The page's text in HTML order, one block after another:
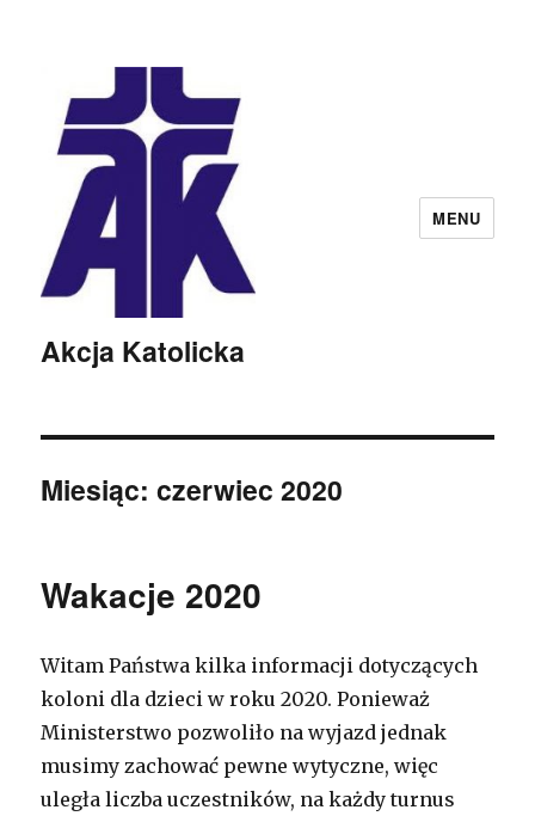
Akcja Katolicka
MENU
Miesiąc:czerwiec 2020
Wakacje 2020
Witam Państwa kilka informacji dotyczących
koloni dla dzieci w roku 2020. Ponieważ
Ministerstwo pozwoliło na wyjazd jednak
musimy zachować pewne wytyczne, więc
uległa liczba uczestników, na każdy turnus